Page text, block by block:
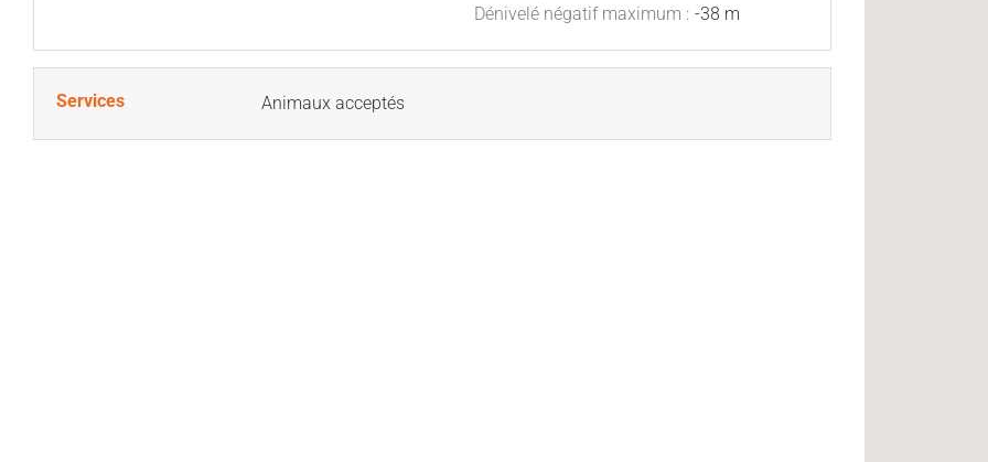
Dénivelé négatif maximum : -38 m
Services Animaux acceptés